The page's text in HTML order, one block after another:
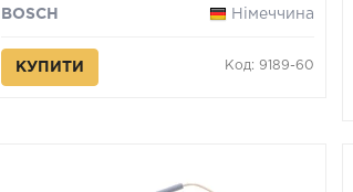
BOSCH
Німеччина
КУПИТИ Код: 9189-60